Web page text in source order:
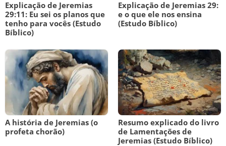
Explicação de Jeremias
29:11: Eu sei os planos que
tenho para vocês (Estudo
Bíblico)
Explicação de Jeremias 29:
e o que ele nos ensina
(Estudo Bíblico)
A história de Jeremias (o
profeta chorão)
Resumo explicado do livro
de Lamentações de
Jeremias (Estudo Bíblico)